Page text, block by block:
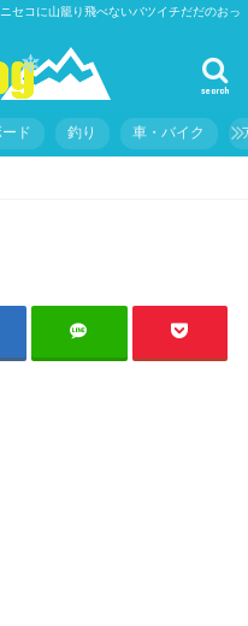
セコに山籠り飛べないバツイチだだのおっ
search
ード 釣り 車・バイク